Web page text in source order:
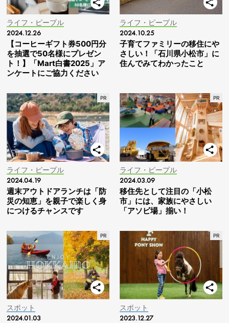
ライフ・ピープル
2024.12.26
【コーヒーギフト券500円分
を抽選で50名様にプレゼン
ト！】「Mart白書2025」ア
ンケートにご協力ください
ライフ・ピープル
2024.10.25
子育てファミリーの移住にや
さしい！「石川県小松市」に
住んでみてわかったこと
ライフ・ピープル
2024.04.19
週末アウトドアランチは「防
災の知恵」を親子で楽しく身
につけるチャンスです
ライフ・ピープル
2024.03.09
移住先として注目の「小松
市」には、家族にやさしい
「アソビ場」揃い！
スポット
2024.01.03
スポット
2023.12.27